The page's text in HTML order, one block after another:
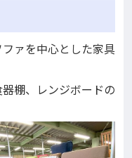
ァを中心とした家具
棚、レンジボードの